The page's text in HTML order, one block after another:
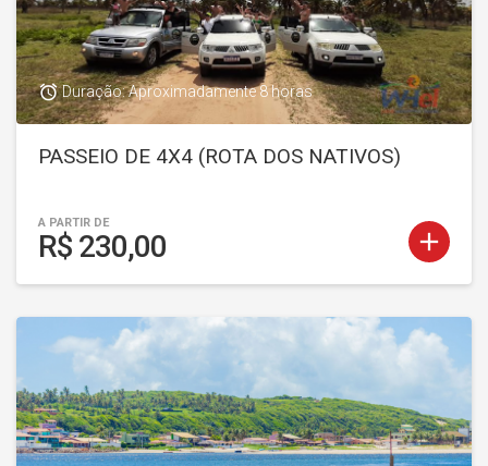
add
access_alarmDuração: Aproximadamente 8 horas
PASSEIO DE 4X4 (ROTA DOS NATIVOS)
A PARTIR DE
R$ 230,00